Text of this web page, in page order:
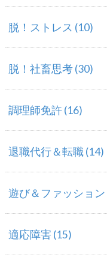
脱！ストレス (10)
脱！社畜思考(30)
調理師免許(16)
退職代行＆転職(14)
遊び＆ファッション
適応障害 (15)